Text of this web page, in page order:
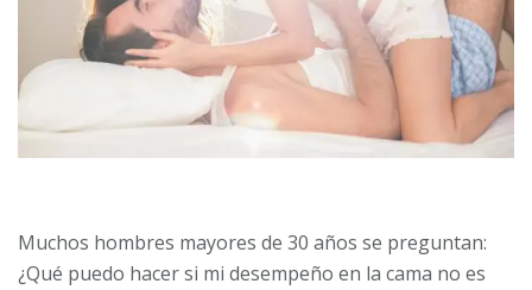
Muchos hombres mayores de 30 años se preguntan:
¿Qué puedo hacer si mi desempeño en la cama no es